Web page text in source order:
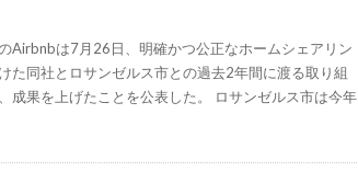
Airbnbは7月26日、明確かつ公正なホームシェアリン
た同社とロサンゼルス市との過去2年間に渡る取り組
成果を上げたことを公表した。 ロサンゼルス市は今年